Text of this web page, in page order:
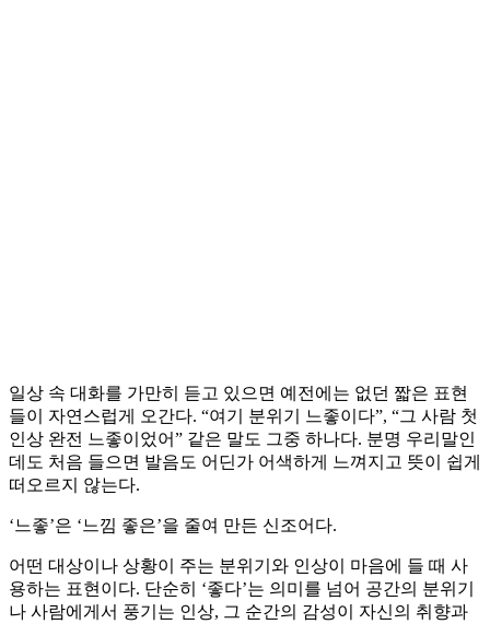
일상 속 대화를 가만히 듣고 있으면 예전에는 없던 짧은 표현
들이 자연스럽게 오간다. “여기 분위기 느좋이다”, “그 사람 첫
인상 완전 느좋이었어” 같은 말도 그중 하나다. 분명 우리말인
데도 처음 들으면 발음도 어딘가 어색하게 느껴지고 뜻이 쉽게
떠오르지 않는다.
‘느좋’은 ‘느낌 좋은’을 줄여 만든 신조어다.
어떤 대상이나 상황이 주는 분위기와 인상이 마음에 들 때 사
용하는 표현이다. 단순히 ‘좋다’는 의미를 넘어 공간의 분위기
나 사람에게서 풍기는 인상, 그 순간의 감성이 자신의 취향과